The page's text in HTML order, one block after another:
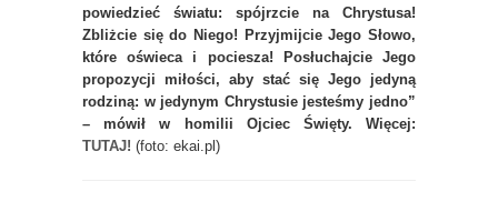
powiedzieć światu: spójrzcie na Chrystusa!
Zbliżcie się do Niego! Przyjmijcie Jego Słowo,
które oświeca i pociesza! Posłuchajcie Jego
propozycji miłości, aby stać się Jego jedyną
rodziną: w jedynym Chrystusie jesteśmy jedno”
– mówił w homilii Ojciec Święty. Więcej:
TUTAJ! (foto: ekai.pl)